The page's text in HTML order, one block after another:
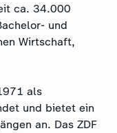
ca. 34.000
und
Wirtschaft,
als
und bietet ein
an. Das ZDF